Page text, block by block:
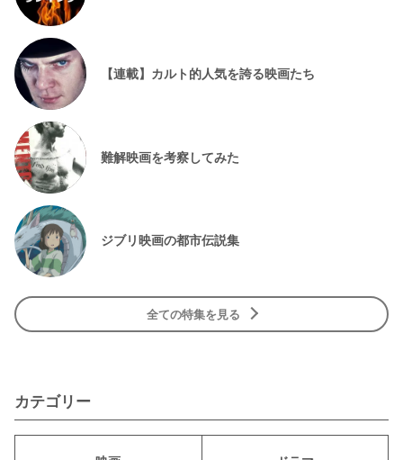
【連載】カルト的人気を誇る映画たち
難解映画を考察してみた
ジブリ映画の都市伝説集
全ての特集を見る
カテゴリー